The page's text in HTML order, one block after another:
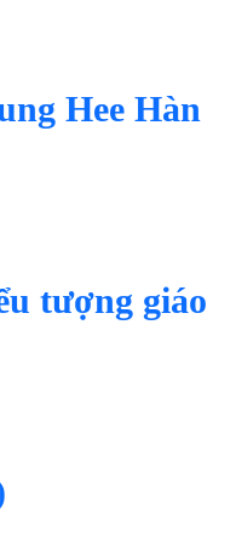
Hee Hàn
tượng giáo